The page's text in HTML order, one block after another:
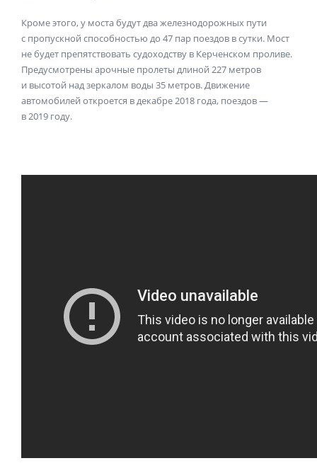
Кроме этого, у моста будут два железнодорожных пути
с пропускной способностью до 47 пар поездов в сутки. Мост
не будет препятствовать судоходству в Керченском проливе.
Предусмотрены арочные пролеты длиной 227 метров
и высотой над зеркалом воды 35 метров. Движение
автомобилей откроется в декабре 2018 года, поездов —
в 2019 году.